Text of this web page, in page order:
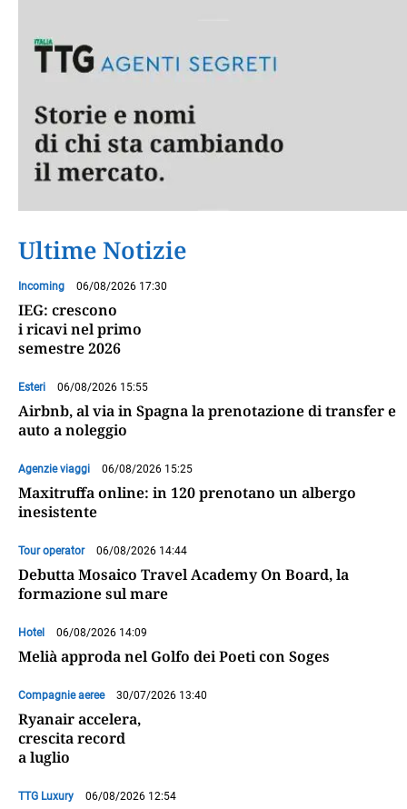
Ultime Notizie
Incoming 06/08/2026 17:30
IEG: crescono
i ricavi nel primo
semestre 2026
Esteri 06/08/2026 15:55
Airbnb, al via in Spagna la prenotazione di transfer e
auto a noleggio
Agenzie viaggi 06/08/2026 15:25
Maxitruffa online: in 120 prenotano un albergo
inesistente
Tour operator 06/08/2026 14:44
Debutta Mosaico Travel Academy On Board, la
formazione sul mare
Hotel 06/08/2026 14:09
Melià approda nel Golfo dei Poeti con Soges
Compagnie aeree 30/07/2026 13:40
Ryanair accelera,
crescita record
a luglio
TTG Luxury 06/08/2026 12:54